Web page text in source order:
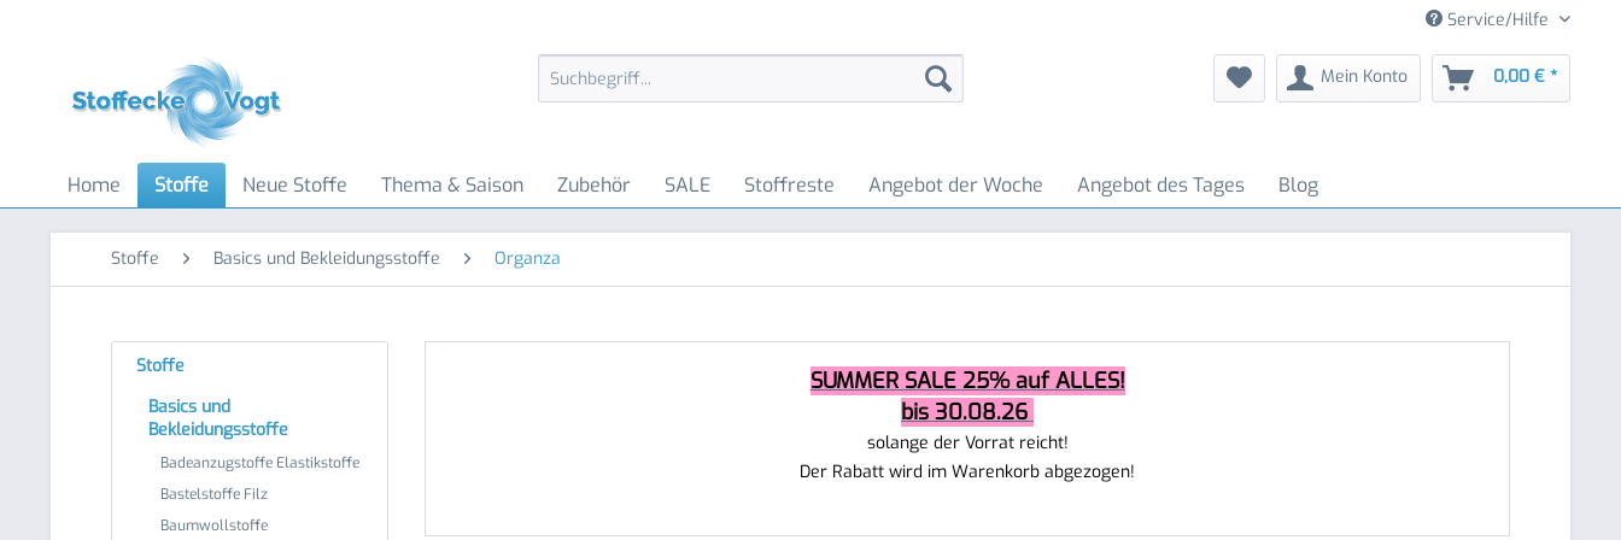
Service/Hilfe
Mein Konto 0,00 € *
Home Stoffe Neue Stoffe Thema & Saison Zubehör SALE Stoffreste Angebot der Woche Angebot des Tages Blog
Stoffe Basics und Bekleidungsstoffe Organza
Stoffe
Basics und
Bekleidungsstoffe
Badeanzugstoffe Elastikstoffe
Bastelstoffe Filz
Baumwollstoffe
SUMMER SALE 25% auf ALLES!
bis 30.08.26
solange der Vorrat reicht!
Der Rabatt wird im Warenkorb abgezogen!